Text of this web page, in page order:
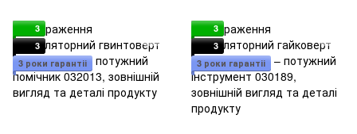
3
3
3 роки гарантіі
3
3
3 роки гарантіі